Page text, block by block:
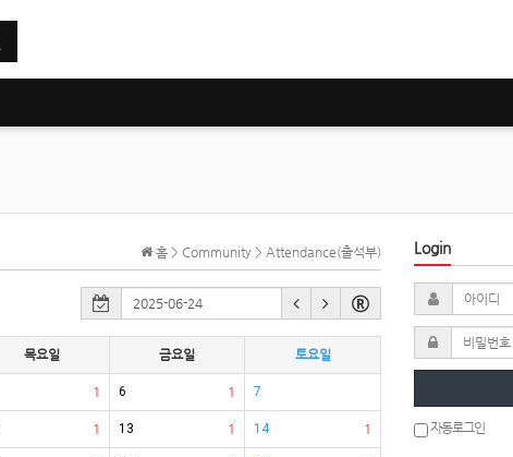
홈 > Community > Attendance(출석부)
목요일 금요일 토요일
1 1
6 7
1 1
13 1
14
Login
자동로그인